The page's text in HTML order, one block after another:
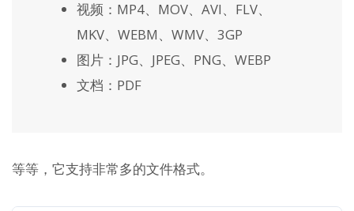
视频：MP4、MOV、AVI、FLV、
MKV、WEBM、WMV、3GP
图片：JPG、JPEG、PNG、WEBP
文档：PDF
等等，它支持非常多的文件格式。